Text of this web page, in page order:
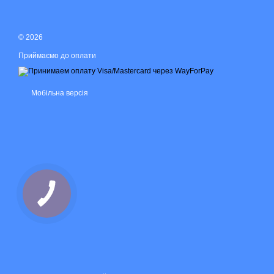
© 2026
Приймаємо до оплати
Мобільна версія